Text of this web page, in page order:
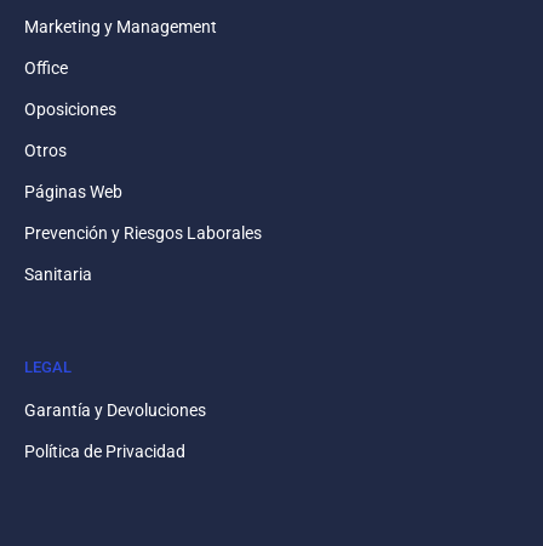
Marketing y Management
Office
Oposiciones
Otros
Páginas Web
Prevención y Riesgos Laborales
Sanitaria
LEGAL
Garantía y Devoluciones
Política de Privacidad